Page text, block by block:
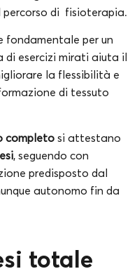
di fisioterapia.
per un
di esercizi mirati aiuta il
la flessibilità e
di tessuto
completo si attestano
, seguendo con
predisposto dal
autonomo fin da
totale